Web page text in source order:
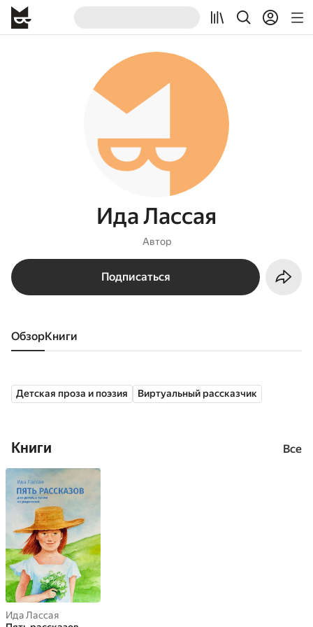
Ида Лассая
Автор
Подписаться
Обзор книги
Детская проза и поэзия Виртуальный рассказчик
Книги Все
Ида Лассая